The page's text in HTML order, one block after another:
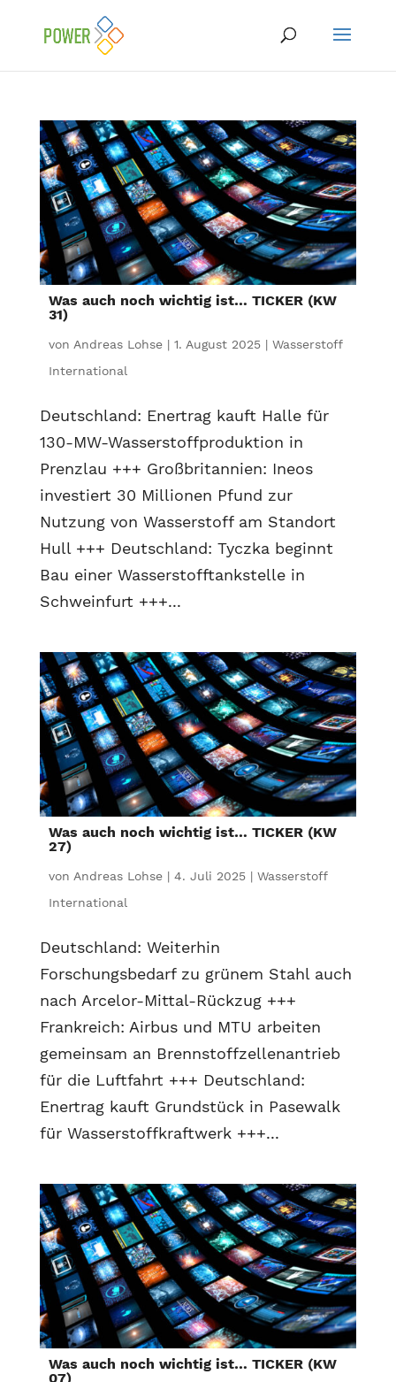
Was auch noch wichtig ist… TICKER (KW
31)
von Andreas Lohse| 1. August 2025| Wasserstoff
International
Deutschland: Enertrag kauft Halle für
130-MW-Wasserstoffproduktion in
Prenzlau +++ Großbritannien: Ineos
investiert 30 Millionen Pfund zur
Nutzung von Wasserstoff am Standort
Hull +++ Deutschland: Tyczka beginnt
Bau einer Wasserstofftankstelle in
Schweinfurt +++...
Was auch noch wichtig ist… TICKER (KW
27)
von Andreas Lohse| 4. Juli 2025| Wasserstoff
International
Deutschland: Weiterhin
Forschungsbedarf zu grünem Stahl auch
nach Arcelor-Mittal-Rückzug +++
Frankreich: Airbus und MTU arbeiten
gemeinsam an Brennstoffzellenantrieb
für die Luftfahrt +++ Deutschland:
Enertrag kauft Grundstück in Pasewalk
für Wasserstoffkraftwerk +++...
Was auch noch wichtig ist… TICKER (KW
07)